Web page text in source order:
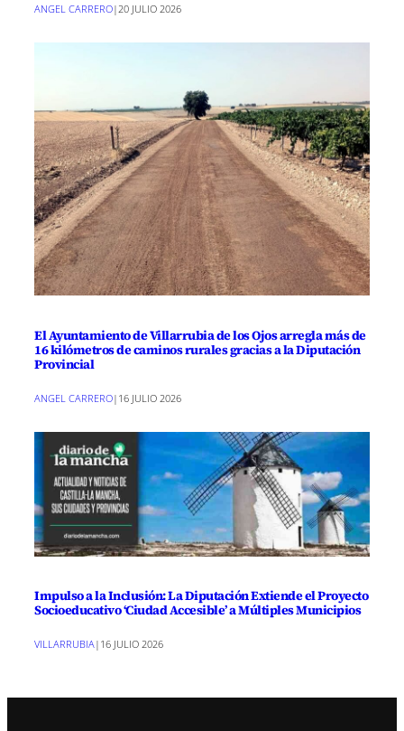
ANGEL CARRERO| 20 JULIO 2026
El Ayuntamiento de Villarrubia de los Ojos arregla más de
16 kilómetros de caminos rurales gracias a la Diputación
Provincial
ANGEL CARRERO| 16 JULIO 2026
Impulso a la Inclusión: La Diputación Extiende el Proyecto
Socioeducativo ‘Ciudad Accesible’ a Múltiples Municipios
VILLARRUBIA| 16 JULIO 2026